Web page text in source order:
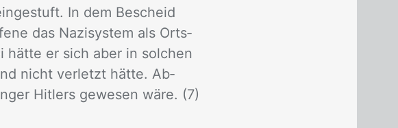
In dem Be­scheid
das Na­zi­sys­tem als Orts­
er sich aber in sol­chen
nicht ver­letzt hät­te. Ab­
Hit­lers ge­we­sen wäre. (7)